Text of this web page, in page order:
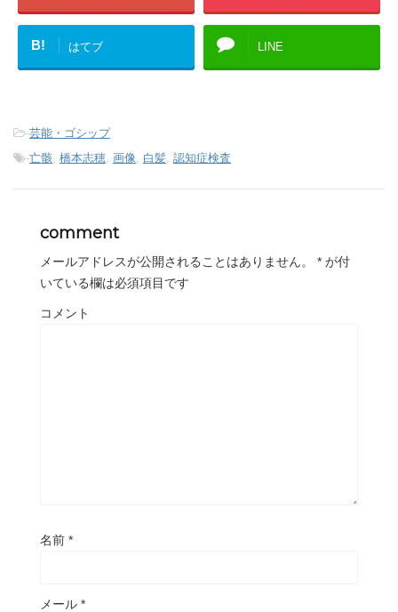
B! はてブ LINE
-芸能・ゴシップ
-亡骸 橋本志穂 画像 白髪 認知症検査
comment
メールアドレスが公開されることはありません。 * が付
いている欄は必須項目です
コメント
名前 *
メール *